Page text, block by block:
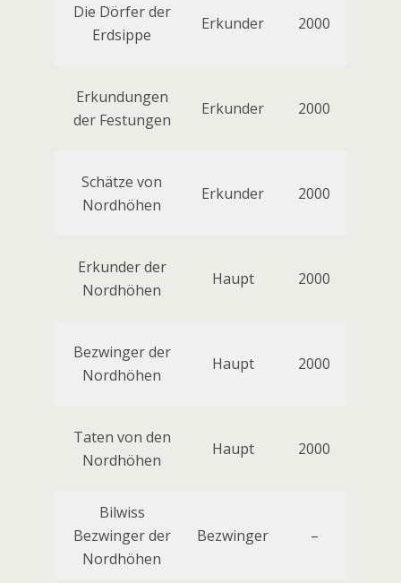
Die Dörfer der
Erdsippe
Erkunder 2000
Erkundungen
der Festungen
Erkunder 2000
Schätze von
Nordhöhen
Erkunder 2000
Erkunder der
Nordhöhen
Haupt 2000
Bezwinger der
Nordhöhen
Haupt 2000
Taten von den
Nordhöhen
Haupt 2000
Bilwiss
Bezwinger der
Nordhöhen
Bezwinger –